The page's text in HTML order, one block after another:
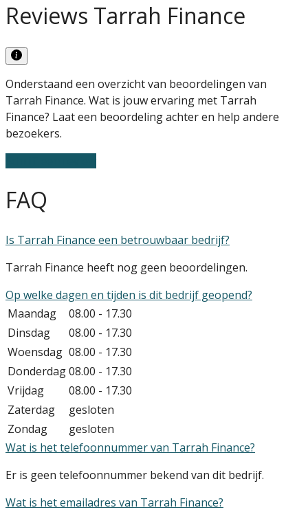
Reviews Tarrah Finance
Onderstaand een overzicht van beoordelingen van
Tarrah Finance. Wat is jouw ervaring met Tarrah
Finance? Laat een beoordeling achter en help andere
bezoekers.
FAQ
Is Tarrah Finance een betrouwbaar bedrijf?
Tarrah Finance heeft nog geen beoordelingen.
Op welke dagen en tijden is dit bedrijf geopend?
Maandag
08.00 - 17.30
Dinsdag
08.00 - 17.30
Woensdag 08.00 - 17.30
Donderdag08.00 - 17.30
Vrijdag
08.00 - 17.30
Zaterdag
gesloten
Zondag
gesloten
Wat is het telefoonnummer van Tarrah Finance?
Er is geen telefoonnummer bekend van dit bedrijf.
Wat is het emailadres van Tarrah Finance?